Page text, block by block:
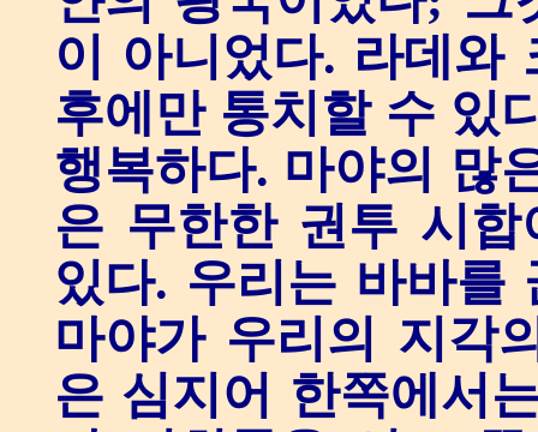
이 아니었다. 라데와
후에만 통치할 수 있
행복하다. 마야의 많
은 무한한 권투 시
있다. 우리는 바바를
마야가 우리의 지각
은 심지어 한쪽에서